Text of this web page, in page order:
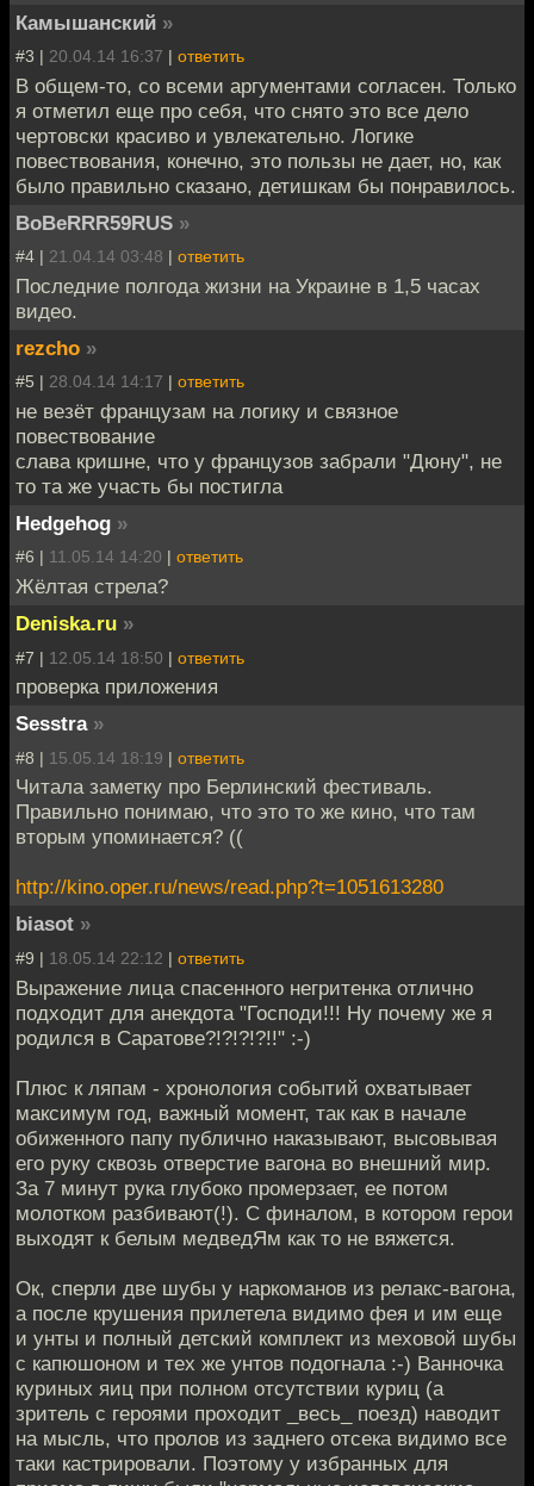
Камышанский »
#3 | 20.04.14 16:37 | ответить
В общем-то, со всеми аргументами согласен. Только
я отметил еще про себя, что снято это все дело
чертовски красиво и увлекательно. Логике
повествования, конечно, это пользы не дает, но, как
было правильно сказано, детишкам бы понравилось.
BoBeRRR59RUS »
#4 | 21.04.14 03:48 | ответить
Последние полгода жизни на Украине в 1,5 часах
видео.
rezcho »
#5 | 28.04.14 14:17 | ответить
не везёт французам на логику и связное
повествование
слава кришне, что у французов забрали "Дюну", не
то та же участь бы постигла
Hedgehog »
#6 | 11.05.14 14:20 | ответить
Жёлтая стрела?
Deniska.ru »
#7 | 12.05.14 18:50 | ответить
проверка приложения
Sesstra »
#8 | 15.05.14 18:19 | ответить
Читала заметку про Берлинский фестиваль.
Правильно понимаю, что это то же кино, что там
вторым упоминается? ((
http://kino.oper.ru/news/read.php?t=1051613280
biasot »
#9 | 18.05.14 22:12 | ответить
Выражение лица спасенного негритенка отлично
подходит для анекдота "Господи!!! Ну почему же я
родился в Саратове?!?!?!?!!" :-)
Плюс к ляпам - хронология событий охватывает
максимум год, важный момент, так как в начале
обиженного папу публично наказывают, высовывая
его руку сквозь отверстие вагона во внешний мир.
За 7 минут рука глубоко промерзает, ее потом
молотком разбивают(!). С финалом, в котором герои
выходят к белым медведЯм как то не вяжется.
Ок, сперли две шубы у наркоманов из релакс-вагона,
а после крушения прилетела видимо фея и им еще
и унты и полный детский комплект из меховой шубы
с капюшоном и тех же унтов подогнала :-) Ванночка
куриных яиц при полном отсутствии куриц (а
зритель с героями проходит _весь_ поезд) наводит
на мысль, что пролов из заднего отсека видимо все
таки кастрировали. Поэтому у избранных для